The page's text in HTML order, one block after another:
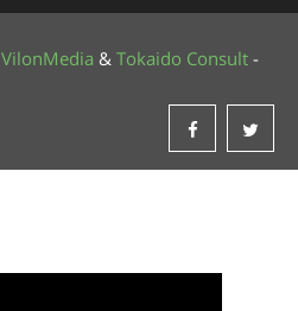
VilonMedia & Tokaido Consult -